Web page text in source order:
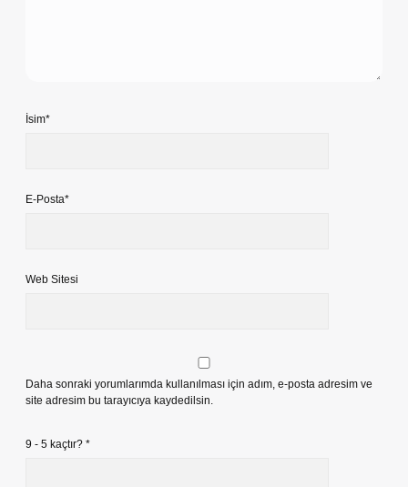
İsim*
E-Posta*
Web Sitesi
Daha sonraki yorumlarımda kullanılması için adım, e-posta adresim ve
site adresim bu tarayıcıya kaydedilsin.
9 - 5 kaçtır? *